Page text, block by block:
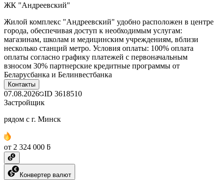
ЖК "Андреевский"
Жилой комплекс "Андреевский" удобно расположен в центре
города, обеспечивая доступ к необходимым услугам:
магазинам, школам и медицинским учреждениям, вблизи
несколько станций метро. Условия оплаты: 100% оплата
оплаты согласно графику платежей с первоначальным
взносом 30% партнерские кредитные программы от
Беларусбанка и Белинвестбанка
Контакты
07.08.2026 ID 3618510
Застройщик
рядом с г. Минск
от 2 324 000 ƃ
Конвертер валют